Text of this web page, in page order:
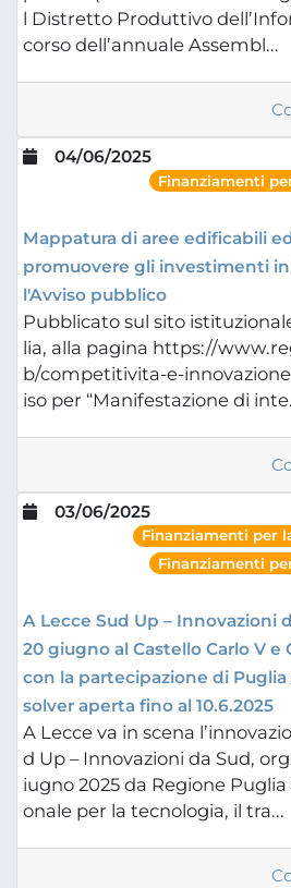
l Distretto Produttivo
corso dell’annuale Assembl...
04/06/2025
Finanziamenti
Mappatura di aree edificabili
promuovere gli investimenti
l'Avviso pubblico
Pubblicato sul sito
lia, alla pagina https://
b/competitivita-e-
iso per “Manifestazione di
03/06/2025
Finanziamenti per
Finanziamenti
A Lecce Sud Up – Innovazioni
20 giugno al Castello Carlo V
con la partecipazione di Puglia
solver aperta fino al 10.6.2025
A Lecce va in scena
d Up – Innovazioni da Sud,
iugno 2025 da Regione
onale per la tecnologia, il tra...